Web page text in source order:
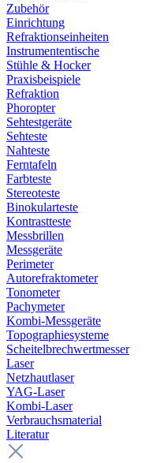
Zubehör
Einrichtung
Refraktionseinheiten
Instrumententische
Stühle & Hocker
Praxisbeispiele
Refraktion
Phoropter
Sehtestgeräte
Sehteste
Nahteste
Ferntafeln
Farbteste
Stereoteste
Binokularteste
Kontrastteste
Messbrillen
Messgeräte
Perimeter
Autorefraktometer
Tonometer
Pachymeter
Kombi-Messgeräte
Topographiesysteme
Scheitelbrechwertmesser
Laser
Netzhautlaser
YAG-Laser
Kombi-Laser
Verbrauchsmaterial
Literatur